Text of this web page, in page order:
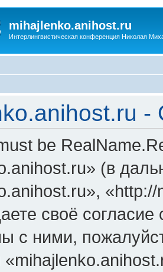
mihajlenko.anihost.ru
Интерлингвистическая конференция Николая
be
(в
своё
с ними,